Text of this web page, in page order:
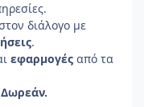
διάλογο με
.
εφαρμογέςαπό τα
Δωρεάν.